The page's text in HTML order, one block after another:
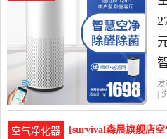
发
|
空气净化器
[survival森晨旗舰店